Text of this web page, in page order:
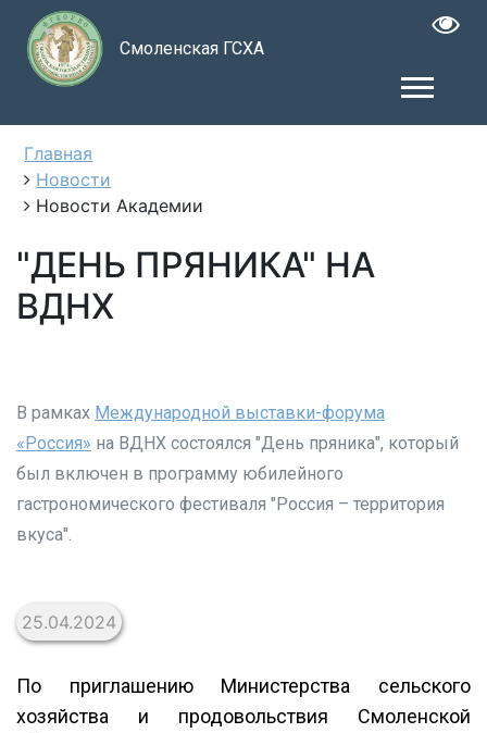
Смоленская ГСХА
Главная
Новости
Новости Академии
"ДЕНЬ ПРЯНИКА" НА
ВДНХ
В рамках Международной выставки-форума
«Россия» на ВДНХ состоялся "День пряника", который
был включен в программу юбилейного
гастрономического фестиваля "Россия – территория
вкуса".
25.04.2024
По приглашению Министерства сельского
хозяйства и продовольствия Смоленской